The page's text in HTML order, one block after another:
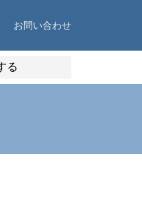
お問い合わせ
る